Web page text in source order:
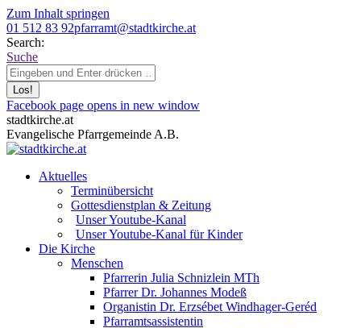
Zum Inhalt springen
01 512 83 92pfarramt@stadtkirche.at
Search:
Suche
Facebook page opens in new window
stadtkirche.at
Evangelische Pfarrgemeinde A.B.
Aktuelles
Terminübersicht
Gottesdienstplan & Zeitung
Unser Youtube-Kanal
Unser Youtube-Kanal für Kinder
Die Kirche
Menschen
Pfarrerin Julia Schnizlein MTh
Pfarrer Dr. Johannes Modeß
Organistin Dr. Erzsébet Windhager-Geréd
Pfarramtsassistentin